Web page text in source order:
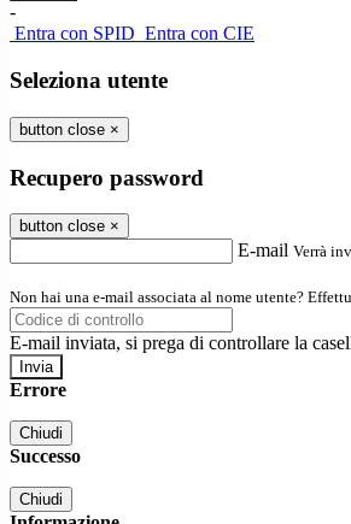
-
Entra con SPID Entra con CIE
Seleziona utente
button close ×
Recupero password
button close ×
E-mail Verrà
Non hai una e-mail associata al nome utente?
E-mail inviata, si prega di controllare la
Errore
Chiudi
Successo
Chiudi